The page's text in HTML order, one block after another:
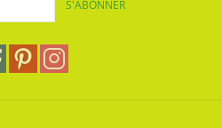
S'ABONNER